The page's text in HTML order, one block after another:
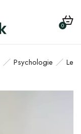
0
Psychologie
Le